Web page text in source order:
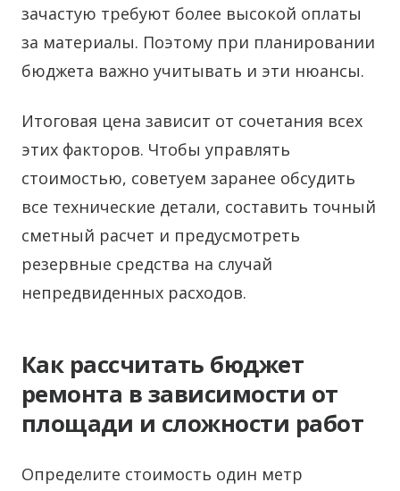
зачастую требуют более высокой оплаты
за материалы. Поэтому при планировании
бюджета важно учитывать и эти нюансы.
Итоговая цена зависит от сочетания всех
этих факторов. Чтобы управлять
стоимостью, советуем заранее обсудить
все технические детали, составить точный
сметный расчет и предусмотреть
резервные средства на случай
непредвиденных расходов.
Как рассчитать бюджет
ремонта в зависимости от
площади и сложности работ
Определите стоимость один метр